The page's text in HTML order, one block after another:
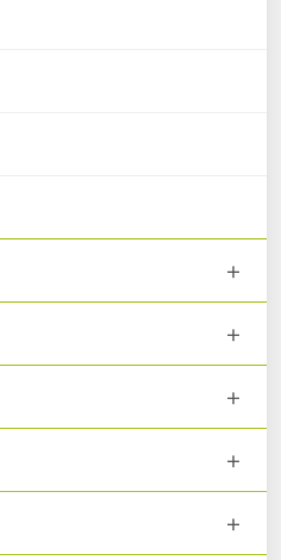
+
+
+
+
+